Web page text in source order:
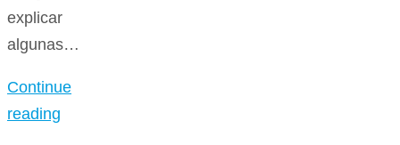
explicar
algunas…
Continue
reading